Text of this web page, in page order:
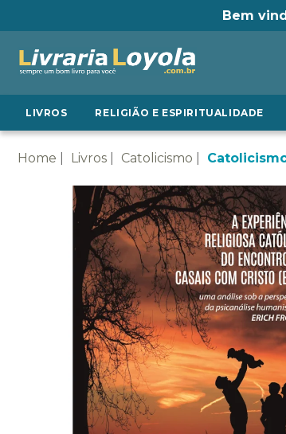
Bem
LIVROS RELIGIÃO E ESPIRITUALIDADE
Home Livros Catolicismo